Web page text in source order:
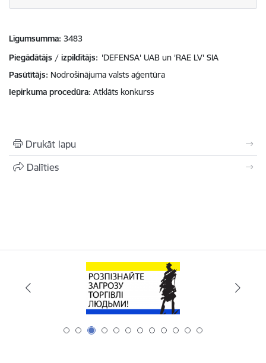
Līgumsumma 3483
Piegādātājs / izpildītājs: 'DEFENSA' UAB un 'RAE LV' SIA
Pasūtītājs Nodrošinājuma valsts aģentūra
Iepirkuma procedūra Atklāts konkurss
Drukāt lapu
Dalīties